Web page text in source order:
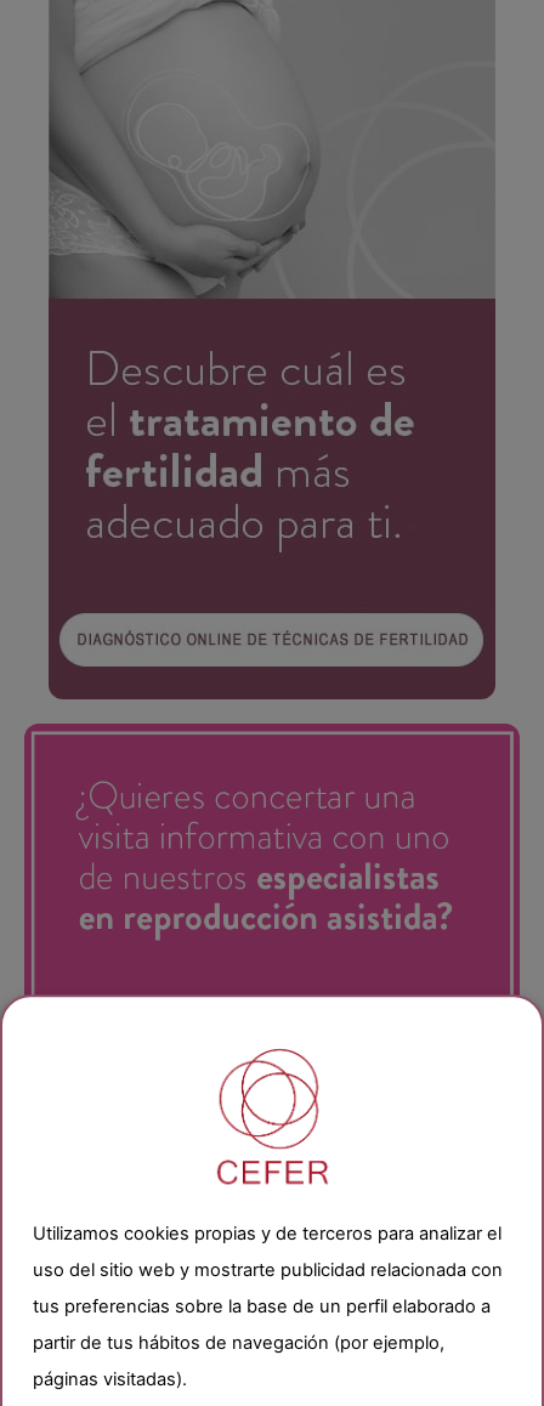
Categorías
Buscando el embarazo
Ciclo menstrual
Dudas sobre tratamientos
Durante el embarazo
Pareja de mujeres
Utilizamos cookies propias y de terceros para analizar el
uso del sitio web y mostrarte publicidad relacionada con
tus preferencias sobre la base de un perfil elaborado a
partir de tus hábitos de navegación (por ejemplo,
páginas visitadas).